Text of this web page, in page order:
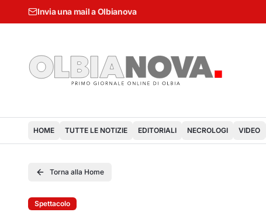
Invia una mail a Olbianova
HOME TUTTE LE NOTIZIE EDITORIALI NECROLOGI VIDEO
Torna alla Home
Spettacolo